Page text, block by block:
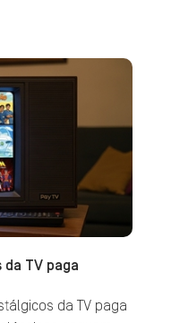
TV paga
da TV paga